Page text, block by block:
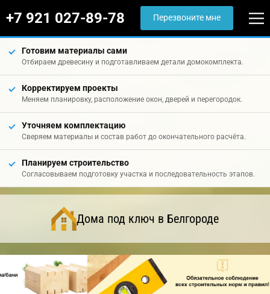
+7 921 027-89-78 Перезвоните мне
Готовим материалы сами
Отбираем древесину и подготавливаем детали домокомплекта.
Корректируем проекты
Меняем планировку, расположение окон, дверей и перегородок.
Уточняем комплектацию
Сверяем материалы и состав работ до окончательного расчёта.
Планируем строительство
Согласовываем подготовку участка и последовательность этапов.
Дома под ключ в Белгороде